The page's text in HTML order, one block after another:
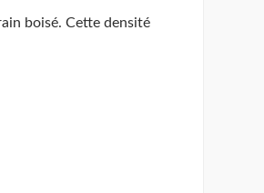
boisé. Cette densité